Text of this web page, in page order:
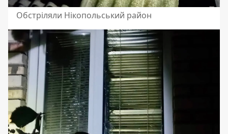
Обстріляли Нікопольський район